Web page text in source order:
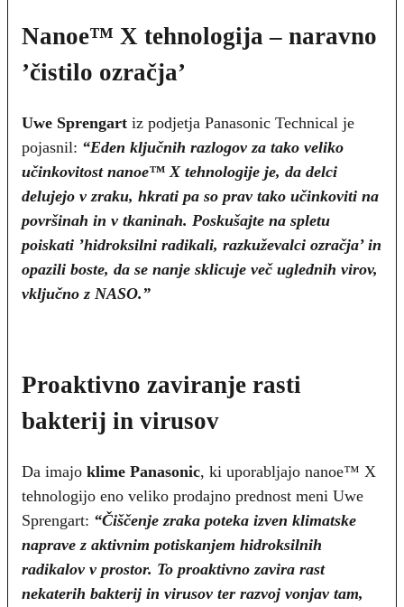
Nanoe™ X tehnologija – naravno
’čistilo ozračja’
Uwe Sprengart iz podjetja Panasonic Technical je
pojasnil: “Eden ključnih razlogov za tako veliko
učinkovitost nanoe™ X tehnologije je, da delci
delujejo v zraku, hkrati pa so prav tako učinkoviti na
površinah in v tkaninah. Poskušajte na spletu
poiskati ’hidroksilni radikali, razkuževalci ozračja’ in
opazili boste, da se nanje sklicuje več uglednih virov,
vključno z NASO.”
Proaktivno zaviranje rasti
bakterij in virusov
Da imajo klime Panasonic, ki uporabljajo nanoe™ X
tehnologijo eno veliko prodajno prednost meni Uwe
Sprengart: “Čiščenje zraka poteka izven klimatske
naprave z aktivnim potiskanjem hidroksilnih
radikalov v prostor. To proaktivno zavira rast
nekaterih bakterij in virusov ter razvoj vonjav tam,